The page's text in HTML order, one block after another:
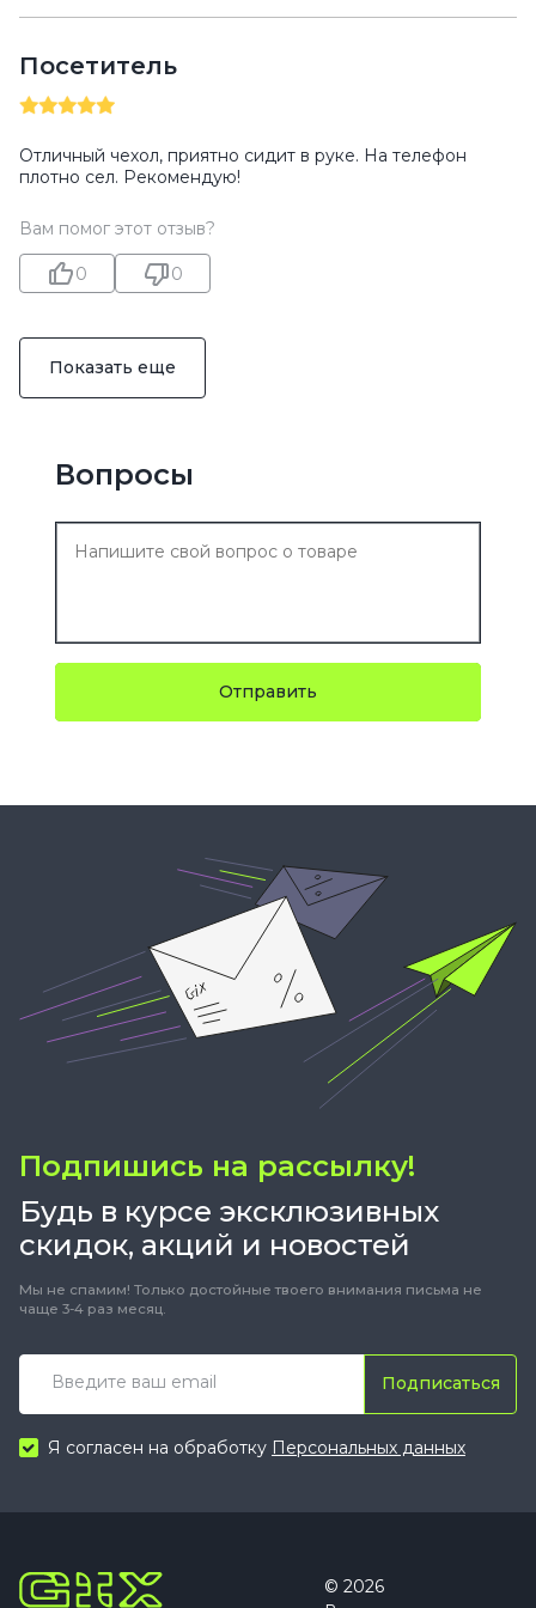
Посетитель
Отличный чехол, приятно сидит в руке. На телефон
плотно сел. Рекомендую!
Вам помог этот отзыв?
0 0
Показать еще
Вопросы
Отправить
Подпишись на рассылку!
Будь в курсе эксклюзивных
скидок, акций и новостей
Мы не спамим! Только достойные твоего внимания письма не
чаще 3-4 раз месяц.
Подписаться
Я согласен на обработку Персональных данных
© 2026